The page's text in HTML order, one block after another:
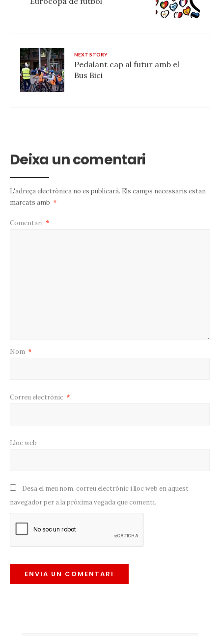
NEXT STORY
Pedalant cap al futur amb el
Bus Bici
Deixa un comentari
L'adreça electrònica no es publicarà. Els camps necessaris estan
marcats amb *
Comentari *
Nom *
Correu electrònic *
Lloc web
Desa el meu nom, correu electrònic i lloc web en aquest
navegador per a la pròxima vegada que comenti.